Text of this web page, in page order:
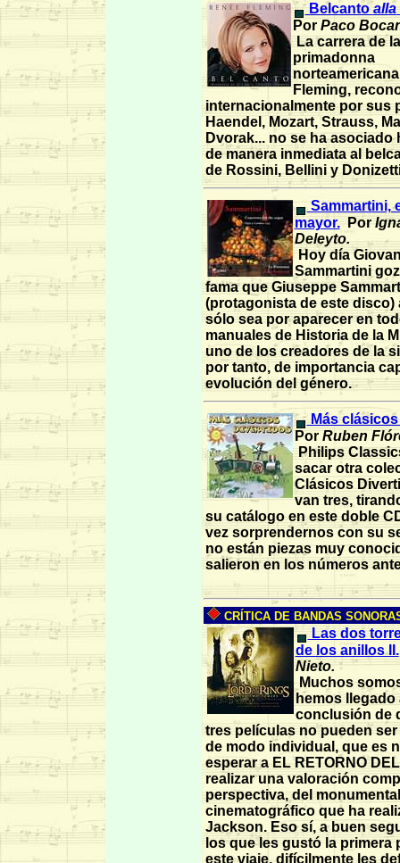
Belcanto alla
PorPaco
La carrera de la
primadonna
Fleming,
internacionalmente por sus
Haendel, Mozart, Strauss,
Dvorak... no se ha asociado
de manera inmediata al
de Rossini, Bellini y
Sammartini,
mayor.
Por
Deleyto.
Hoy día
Sammartini
fama que Giuseppe
(protagonista de este disco)
sólo sea por aparecer en
manuales de Historia de la
uno de los creadores de la
por tanto, de importancia
evolución del género.
Más
PorRuben
Philips
sacar otra
Clásicos
van tres,
su catálogo en este doble
vez sorprendernos con su
no están piezas muy
salieron en los números
CRÍTICA DE BANDAS
Las dos
de los anillos II.
Nieto.
Muchos
hemos llegado
conclusión de
tres películas no pueden ser
de modo individual, que es
esperar a EL RETORNO
realizar una valoración
perspectiva, del
cinematográfico que ha
Jackson. Eso sí, a buen
los que les gustó la primera
este viaje, difícilmente les